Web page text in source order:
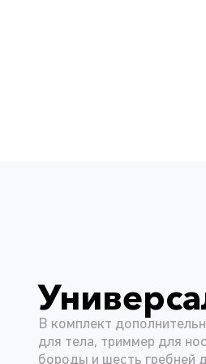
В комплект
для тела, триммер для
бороды и шесть гребней